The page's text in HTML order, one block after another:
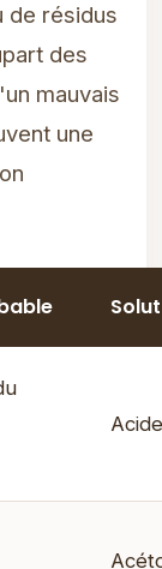
de résidus
des
mauvais
une